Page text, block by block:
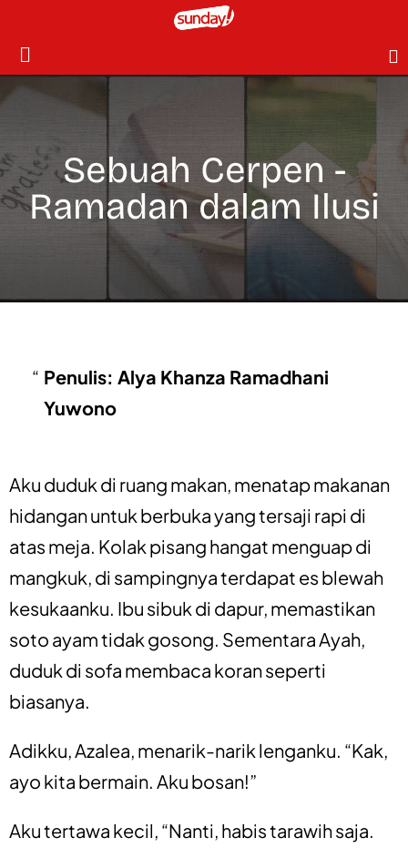
Sebuah Cerpen -
Ramadan dalam Ilusi
Penulis: Alya Khanza Ramadhani
Yuwono
Aku duduk di ruang makan, menatap makanan
hidangan untuk berbuka yang tersaji rapi di
atas meja. Kolak pisang hangat menguap di
mangkuk, di sampingnya terdapat es blewah
kesukaanku. Ibu sibuk di dapur, memastikan
soto ayam tidak gosong. Sementara Ayah,
duduk di sofa membaca koran seperti
biasanya.
Adikku, Azalea, menarik-narik lenganku. “Kak,
ayo kita bermain. Aku bosan!”
Aku tertawa kecil, “Nanti, habis tarawih saja.